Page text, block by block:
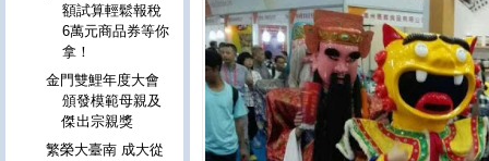
額試算輕鬆報稅
6萬元商品券等你
拿！
金門雙鯉年度大會
頒發模範母親及
傑出宗親獎
繁榮大臺南 成大從